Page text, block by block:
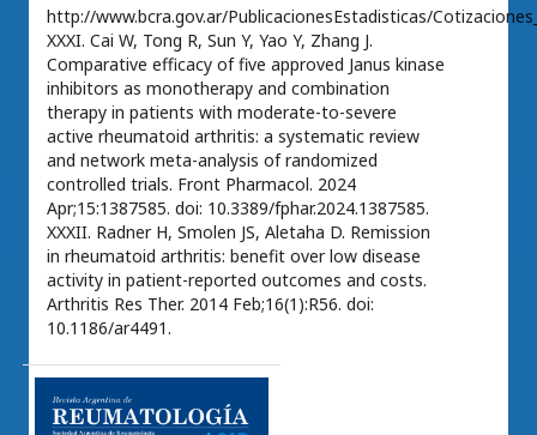
http://www.bcra.gov.ar/PublicacionesEstadisticas/
XXXI. Cai W, Tong R, Sun Y, Yao Y, Zhang J.
Comparative efficacy of five approved Janus kinase
inhibitors as monotherapy and combination
therapy in patients with moderate-to-severe
active rheumatoid arthritis: a systematic review
and network meta-analysis of randomized
controlled trials. Front Pharmacol. 2024
Apr;15:1387585. doi: 10.3389/fphar.2024.1387585.
XXXII. Radner H, Smolen JS, Aletaha D. Remission
in rheumatoid arthritis: benefit over low disease
activity in patient-reported outcomes and costs.
Arthritis Res Ther. 2014 Feb;16(1):R56. doi:
10.1186/ar4491.